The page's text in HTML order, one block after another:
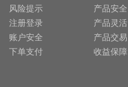
风险提示
注册登录
账户安全
下单支付
产品安全
产品灵活
产品交易
收益保障